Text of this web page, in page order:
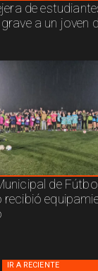
de
a un joven
de Fútbol
recibió
IR A RECIENTE